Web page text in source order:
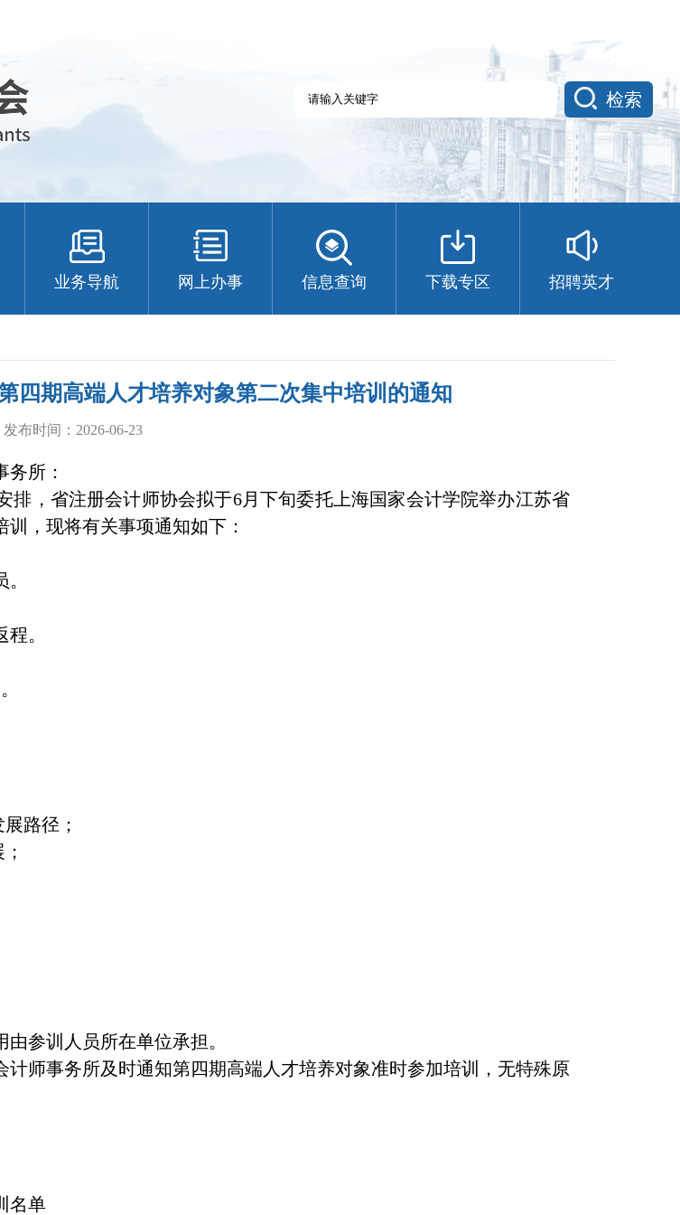
检索
业务导航 网上办事 信息查询 下载专区 招聘英才
四期高端人才培养对象第二次集中培训的通知
发布时间：2026-06-23
务所 ：
排，省注册会计师协会拟于6月下旬委托上海国家会计学院举办江苏省
训，现将有关事项通知如下：
程。
路径；
参训人员所在单位承担。
师事务所及时通知第四期高端人才培养对象准时参加培训，无特殊原
名单